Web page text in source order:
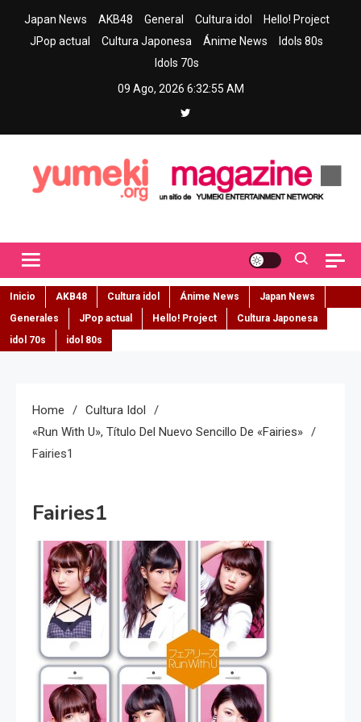
Japan News AKB48 General Cultura idol
Hello! Project
JPop actual
Cultura Japonesa Ánime News
Idols 80s
Idols 70s
09 Ago, 2026 6:32:56 AM
Inicio AKB48 Cultura idol Ánime News
Japan News
Generales
JPop actual Hello! Project
Cultura Japonesa
idol 70s
idol 80s
Home
Cultura Idol
«Run With U», Título Del Nuevo Sencillo De «Fairies»
Fairies1
Fairies1